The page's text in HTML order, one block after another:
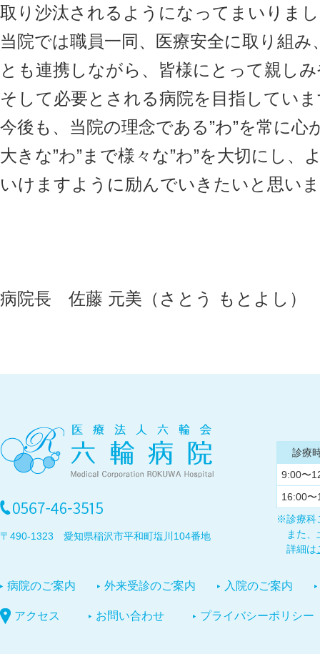
取り沙汰されるようになってまいりま
当院では職員一同、医療安全に取り組み
とも連携しながら、皆様にとって親し
そして必要とされる病院を目指してい
今後も、当院の理念である”わ”を常に心
大きな”わ”まで様々な”わ”を大切にし、
いけますように励んでいきたいと思い
病院長 佐藤 元美（さとう もとよし）
〒490-1323 愛知県稲沢市平和町塩川104番地
診療
9:00〜
16:00〜
※診療科
また
詳細は
病院のご案内 外来受診のご案内 入院のご案内
アクセス お問い合わせ プライバシーポリシー